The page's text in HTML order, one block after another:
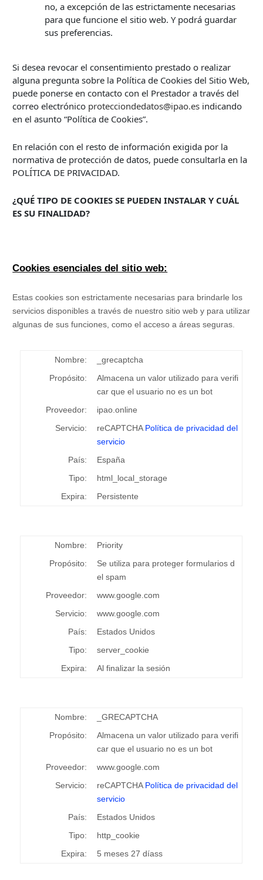
no, a excepción de las estrictamente necesarias
para que funcione el sitio web. Y podrá guardar
sus preferencias.
Si desea revocar el consentimiento prestado o realizar
alguna pregunta sobre la Política de Cookies del Sitio Web,
puede ponerse en contacto con el Prestador a través del
correo electrónico protecciondedatos@ipao.es indicando
en el asunto “Política de Cookies”.
En relación con el resto de información exigida por la
normativa de protección de datos, puede consultarla en la
POLÍTICA DE PRIVACIDAD.
¿QUÉ TIPO DE COOKIES SE PUEDEN INSTALAR Y CUÁL
ES SU FINALIDAD?
Cookies esenciales del sitio web:
Estas cookies son estrictamente necesarias para brindarle los
servicios disponibles a través de nuestro sitio web y para utilizar
algunas de sus funciones, como el acceso a áreas seguras.
Nombre:
_grecaptcha
Propósito:
Almacena un valor utilizado para verifi
car que el usuario no es un bot
Proveedor:
ipao.online
Servicio:
reCAPTCHA Política de privacidad del
servicio
País:
España
Tipo:
html_local_storage
Expira:
Persistente
Nombre:
Priority
Propósito:
Se utiliza para proteger formularios d
el spam
Proveedor:
www.google.com
Servicio:
www.google.com
País:
Estados Unidos
Tipo:
server_cookie
Expira:
Al finalizar la sesión
Nombre:
_GRECAPTCHA
Propósito:
Almacena un valor utilizado para verifi
car que el usuario no es un bot
Proveedor:
www.google.com
Servicio:
reCAPTCHA Política de privacidad del
servicio
País:
Estados Unidos
Tipo:
http_cookie
Expira:
5 meses 27 díass